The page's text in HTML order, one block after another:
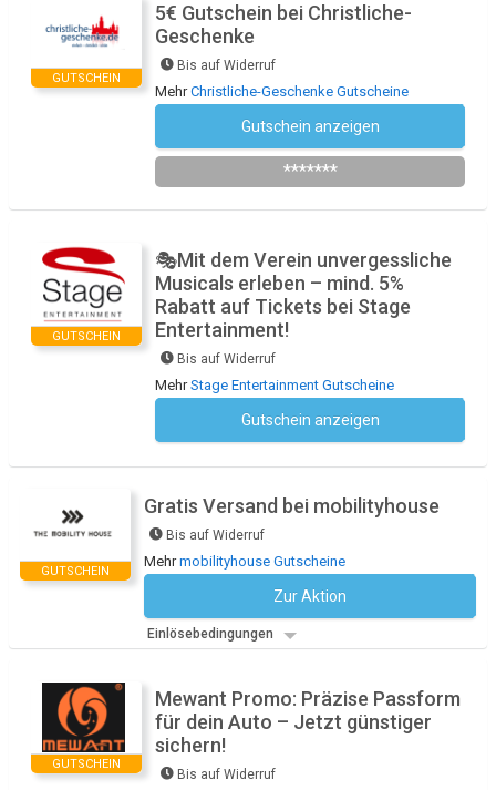
GUTSCHEIN
5€ Gutschein bei Christliche-
Geschenke
Bis auf Widerruf
MehrChristliche-Geschenke Gutscheine
Gutschein anzeigen
*******
GUTSCHEIN
🎭Mit dem Verein unvergessliche
Musicals erleben – mind. 5%
Rabatt auf Tickets bei Stage
Entertainment!
Bis auf Widerruf
MehrStage Entertainment Gutscheine
Gutschein anzeigen
GUTSCHEIN
Gratis Versand bei mobilityhouse
Bis auf Widerruf
Mehrmobilityhouse Gutscheine
Zur Aktion
Einlösebedingungen
GUTSCHEIN
Mewant Promo: Präzise Passform
für dein Auto – Jetzt günstiger
sichern!
Bis auf Widerruf